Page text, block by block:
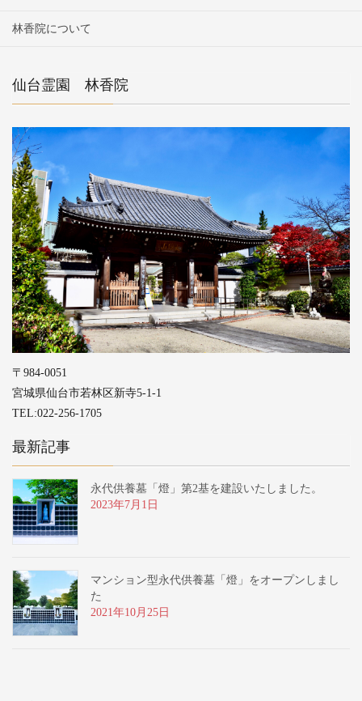
林香院について
仙台霊園 林香院
〒984-0051
宮城県仙台市若林区新寺5-1-1
TEL:022-256-1705
最新記事
永代供養墓「燈」第2基を建設いたしました。
2023年7月1日
マンション型永代供養墓「燈」をオープンしまし
た
2021年10月25日